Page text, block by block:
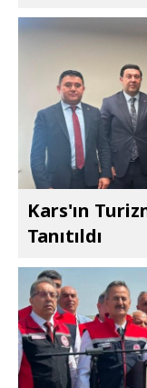
Kars'ın
Tanıtıldı